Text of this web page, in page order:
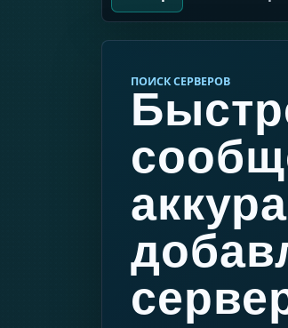
ПОИСК СЕРВЕРОВ